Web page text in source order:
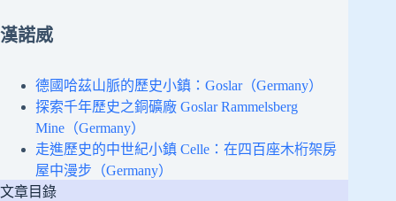
漢諾威
德國哈茲山脈的歷史小鎮：Goslar（Germany）
探索千年歷史之銅礦廠 Goslar Rammelsberg
Mine（Germany）
走進歷史的中世紀小鎮 Celle：在四百座木桁架房
屋中漫步（Germany）
文章目錄